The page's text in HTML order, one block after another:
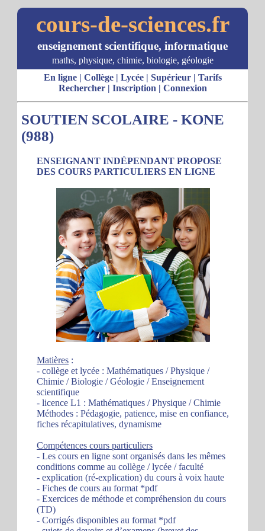
cours-de-sciences.fr
enseignement scientifique, informatique
maths, physique, chimie, biologie, géologie
En ligne| Collège| Lycée| Supérieur| Tarifs
Rechercher| Inscription | Connexion
SOUTIEN SCOLAIRE - KONE
(988)
ENSEIGNANT INDÉPENDANT PROPOSE
DES COURS PARTICULIERS EN LIGNE
Matières :
- collège et lycée : Mathématiques / Physique /
Chimie / Biologie / Géologie / Enseignement
scientifique
- licence L1 : Mathématiques / Physique / Chimie
Méthodes : Pédagogie, patience, mise en confiance,
fiches récapitulatives, dynamisme
Compétences cours particuliers
- Les cours en ligne sont organisés dans les mêmes
conditions comme au collège / lycée / faculté
- explication (ré-explication) du cours à voix haute
- Fiches de cours au format *pdf
- Exercices de méthode et compréhension du cours
(TD)
- Corrigés disponibles au format *pdf